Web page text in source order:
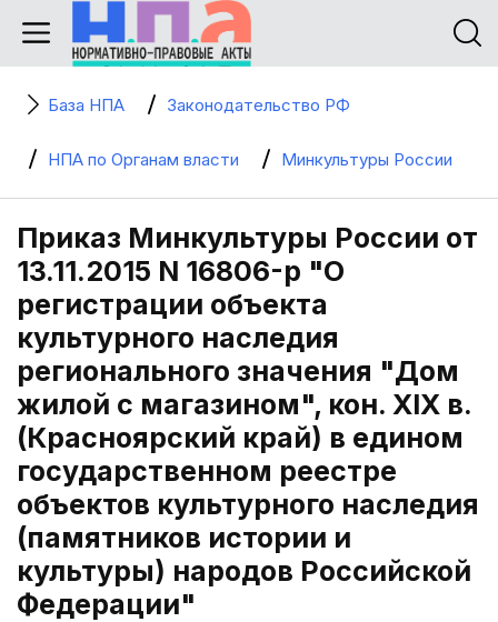
База НПА Законодательство РФ
НПА по Органам власти Минкультуры России
Приказ Минкультуры России от
13.11.2015 N 16806-р "О
регистрации объекта
культурного наследия
регионального значения "Дом
жилой с магазином", кон. XIX в.
(Красноярский край) в едином
государственном реестре
объектов культурного наследия
(памятников истории и
культуры) народов Российской
Федерации"